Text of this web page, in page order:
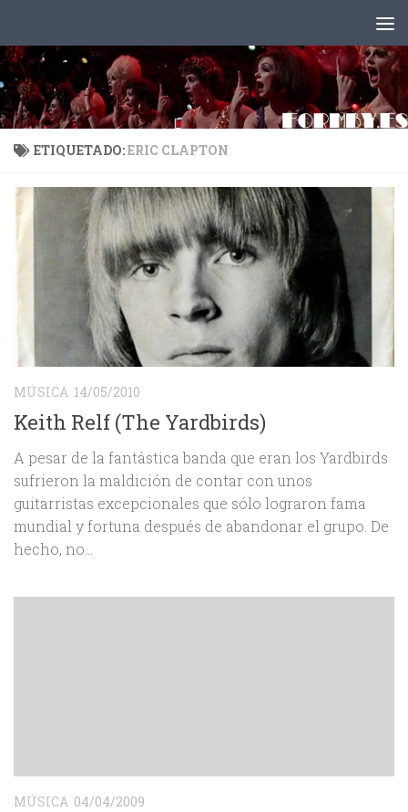
ETIQUETADO:ERIC CLAPTON
MÚSICA 14/05/2010
Keith Relf (The Yardbirds)
A pesar de la fantástica banda que eran los Yardbirds
sufrieron la maldición de contar con unos
guitarristas excepcionales que sólo lograron fama
mundial y fortuna después de abandonar el grupo. De
hecho, no...
MÚSICA 04/04/2009